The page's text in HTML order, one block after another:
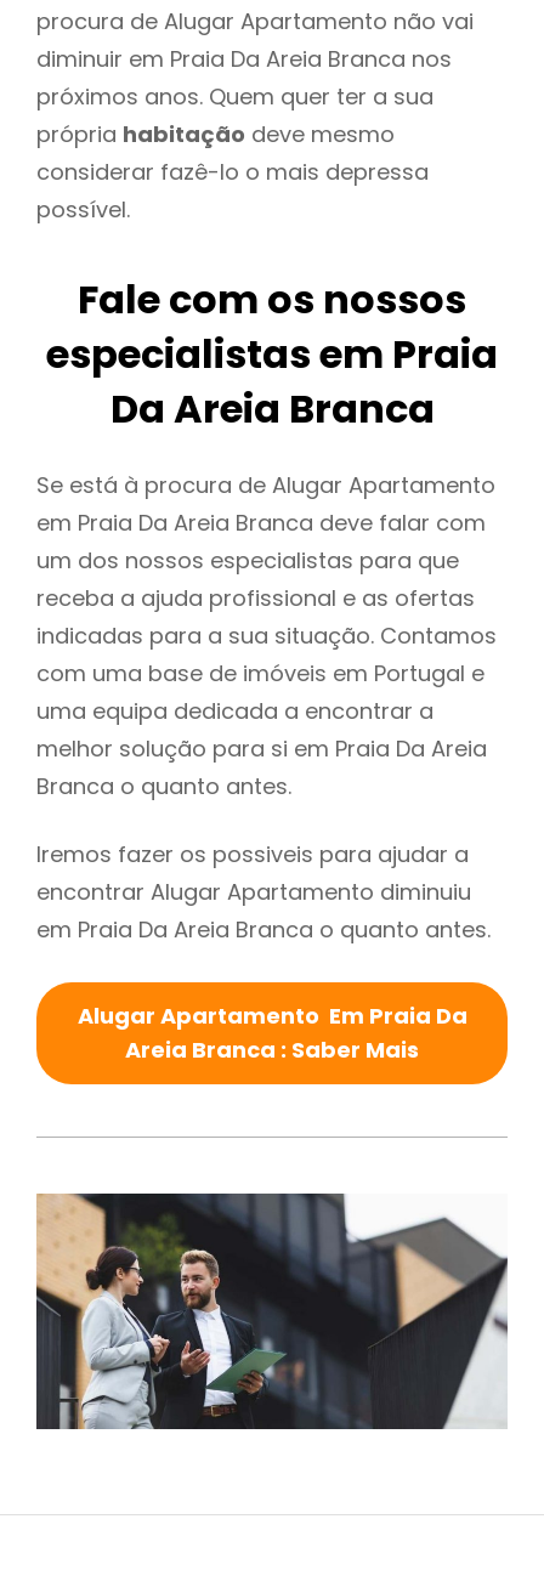
procura de Alugar Apartamento não vai
diminuir em Praia Da Areia Branca nos
próximos anos. Quem quer ter a sua
própria habitação deve mesmo
considerar fazê-lo o mais depressa
possível.
Fale com os nossos
especialistas em Praia
Da Areia Branca
Se está à procura de Alugar Apartamento
em Praia Da Areia Branca deve falar com
um dos nossos especialistas para que
receba a ajuda profissional e as ofertas
indicadas para a sua situação. Contamos
com uma base de imóveis em Portugal e
uma equipa dedicada a encontrar a
melhor solução para si em Praia Da Areia
Branca o quanto antes.
Iremos fazer os possiveis para ajudar a
encontrar Alugar Apartamento diminuiu
em Praia Da Areia Branca o quanto antes.
Alugar Apartamento Em Praia Da
Areia Branca : Saber Mais